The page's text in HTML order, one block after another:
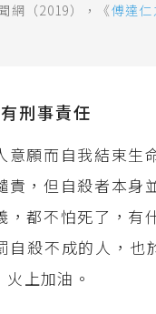
網（2019），《傅達
刑事責任
意願而自我結束生
責，但自殺者本身
，都不怕死了，有
自殺不成的人，也
上加油。